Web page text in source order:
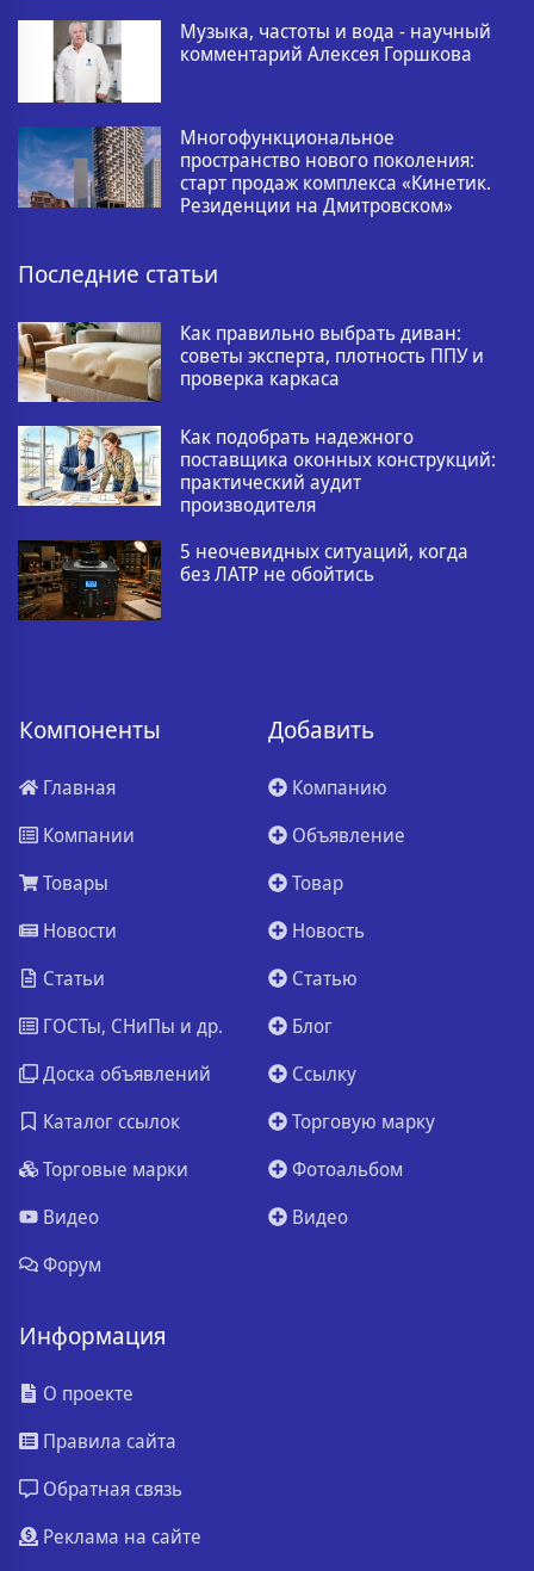
Музыка, частоты и вода - научный
комментарий Алексея Горшкова
Многофункциональное
пространство нового поколения:
старт продаж комплекса «Кинетик.
Резиденции на Дмитровском»
Последние статьи
Как правильно выбрать диван:
советы эксперта, плотность ППУ и
проверка каркаса
Как подобрать надежного
поставщика оконных конструкций:
практический аудит
производителя
5 неочевидных ситуаций, когда
без ЛАТР не обойтись
Компоненты
Главная
Компании
Товары
Новости
Статьи
ГОСТы, СНиПы и др.
Доска объявлений
Каталог ссылок
Торговые марки
Видео
Форум
Добавить
Компанию
Объявление
Товар
Новость
Статью
Блог
Ссылку
Торговую марку
Фотоальбом
Видео
Информация
О проекте
Правила сайта
Обратная связь
Реклама на сайте